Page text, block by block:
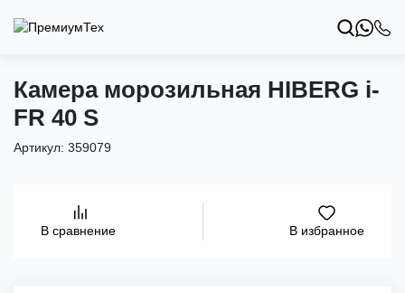
Камера морозильная HIBERG i-
FR 40 S
Артикул: 359079
В сравнение В избранное